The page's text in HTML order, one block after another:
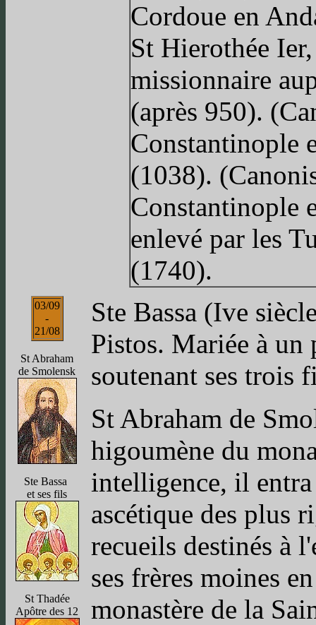
Cordoue en
St Hierothée
missionnaire
(après 950).
Constantinople
(1038).
Constantinople
enlevé par les
(1740).
03/09
-
21/08
St Abraham
de Smolensk
Ste Bassa
et ses fils
St Thadée
Apôtre des 12
Ste Bassa (Ive
Pistos. Mariée à un
soutenant ses trois
St Abraham de
higoumène du
intelligence, il
ascétique des plus
recueils destinés à
ses frères moines
monastère de la